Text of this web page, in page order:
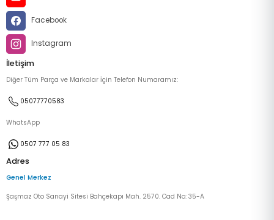
Facebook
Instagram
İletişim
Diğer Tüm Parça ve Markalar İçin Telefon Numaramız:
05077770583
WhatsApp
0507 777 05 83
Adres
Genel Merkez
Şaşmaz Oto Sanayi Sitesi Bahçekapı Mah. 2570. Cad No: 35-A